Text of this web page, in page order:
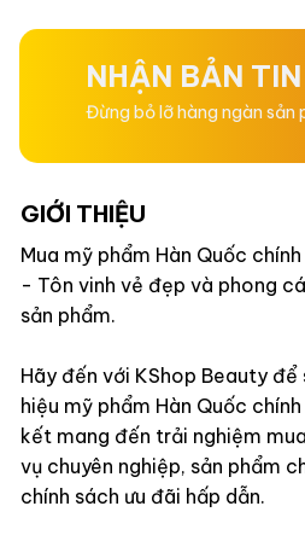
5
NHẬN BẢN
Đừng bỏ lỡ hàng ngàn sản
GIỚI THIỆU
Mua mỹ phẩm Hàn Quốc
- Tôn vinh vẻ đẹp và phong
sản phẩm.
Hãy đến với KShop Beauty để
hiệu mỹ phẩm Hàn Quốc
kết mang đến trải nghiệm
vụ chuyên nghiệp, sản phẩm
chính sách ưu đãi hấp dẫn.